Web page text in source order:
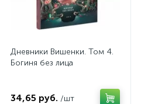
Дневники Вишенки. Том 4.
Богиня без лица
34,65 руб. /шт